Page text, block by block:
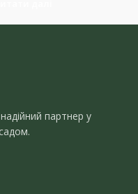
партнер у